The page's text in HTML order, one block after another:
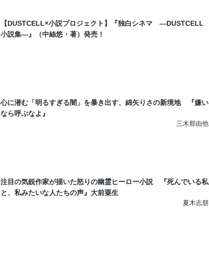
【DUSTCELL×小説プロジェクト】『独白シネマ ―DUSTCELL
小説集―』（中絲悠・著）発売！
心に潜む「明るすぎる闇」を暴き出す、綿矢りさの新境地 『嫌い
なら呼ぶなよ』
三木那由他
注目の気鋭作家が描いた怒りの幽霊ヒーロー小説 『死んでいる私
と、私みたいな人たちの声』大前粟生
夏木志朋